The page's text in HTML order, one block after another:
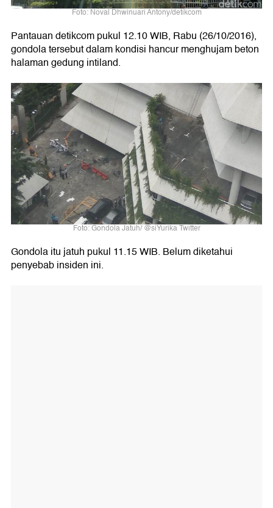
Foto: Noval Dhwinuari Antony/detikcom
Pantauan detikcom pukul 12.10 WIB, Rabu (26/10/2016),
gondola tersebut dalam kondisi hancur menghujam beton
halaman gedung intiland.
Foto: Gondola Jatuh/ @siYurika Twitter
Gondola itu jatuh pukul 11.15 WIB. Belum diketahui
penyebab insiden ini.